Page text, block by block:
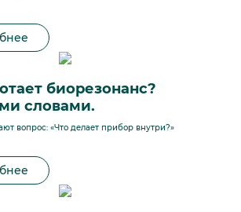
биорезонанс?
словами.
вопрос: «Что делает прибор внутри?»